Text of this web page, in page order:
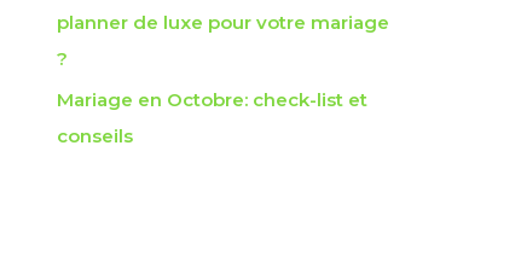
planner de luxe pour votre mariage
?
Mariage en Octobre: check-list et
conseils